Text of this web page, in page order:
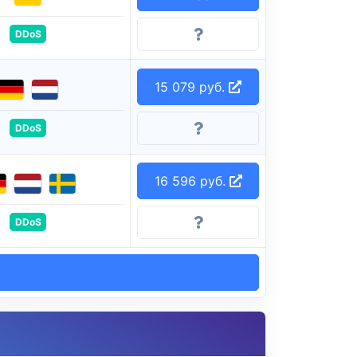
DDoS
DDoS
15 079 руб.
DDoS
16 596 руб.